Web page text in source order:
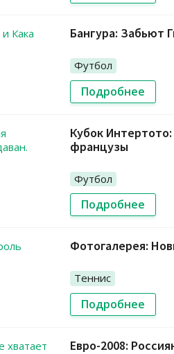
Бангура: Забьют
Футбол
Подробнее
Кубок
французы
Футбол
Подробнее
Фотогалерея:
Теннис
Подробнее
Евро-2008: